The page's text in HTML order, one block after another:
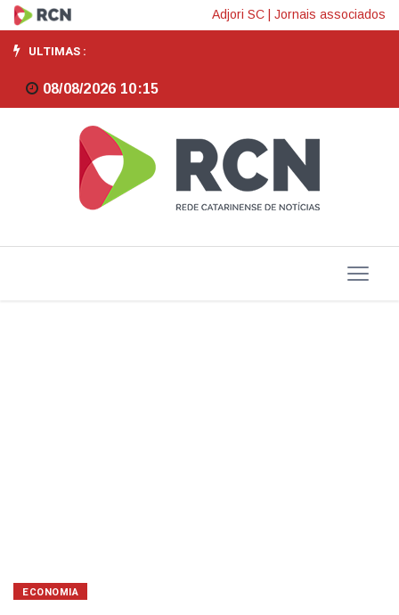
Ministério
manda
recolher
azeite
impróprio
Adjori SC Jornais associados
ULTIMAS :
08/08/2026 10:15
ECONOMIA